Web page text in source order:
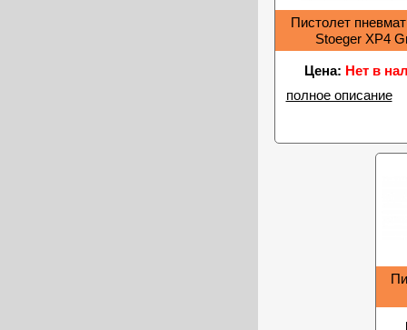
Пистолет
Stoeger XP4
Цена: Нет в
полное описание